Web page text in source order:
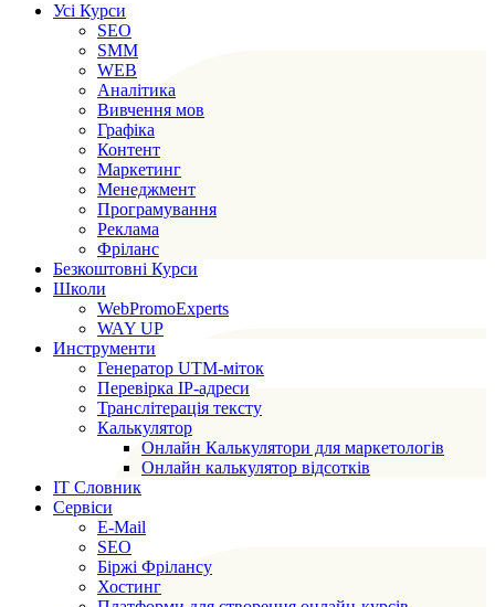
Усі Курси
SEO
SMM
WEB
Аналітика
Вивчення мов
Графіка
Контент
Маркетинг
Менеджмент
Програмування
Реклама
Фріланс
Безкоштовні Курси
Школи
WebPromoExperts
WAY UP
Инструменти
Генератор UTM-міток
Перевірка IP-адреси
Транслітерація тексту
Калькулятор
Онлайн Калькулятори для маркетологів
Онлайн калькулятор відсотків
IT Словник
Сервіси
E-Mail
SEO
Біржі Фрілансу
Хостинг